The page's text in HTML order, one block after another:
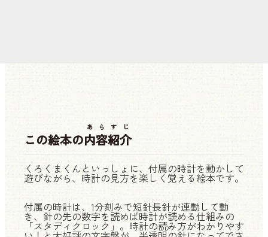
この絵本の内容紹介
あらすじ
くろくまくんといっしょに、付属の時計を動かして
遊びながら、時計の見方を楽しく覚える絵本です。
付属の時計は、1分刻みで短針長針が連動して動
き、針の先の数字を読めば時計が読める仕組みの
「スタディクロック」。時計の読み方がわかりやす